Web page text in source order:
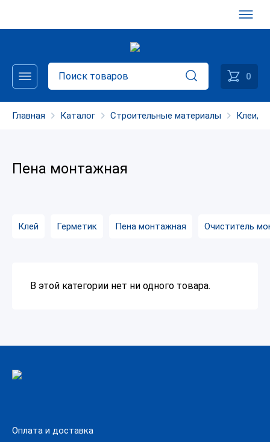
0
Главная Каталог Строительные материалы Клеи,
Пена монтажная
Клей Герметик Пена монтажная Очиститель
В этой категории нет ни одного товара.
Оплата и доставка